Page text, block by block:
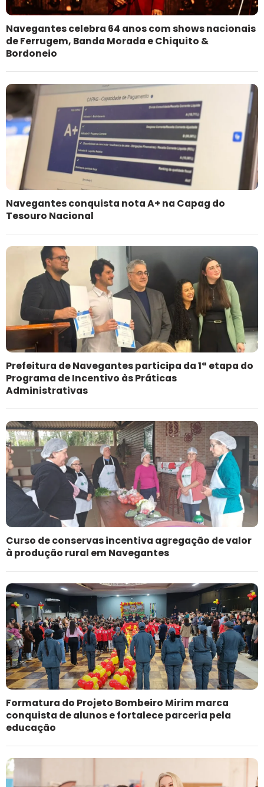
Navegantes celebra 64 anos com shows nacionais
de Ferrugem, Banda Morada e Chiquito &
Bordoneio
Navegantes conquista nota A+ na Capag do
Tesouro Nacional
Prefeitura de Navegantes participa da 1ª etapa do
Programa de Incentivo às Práticas
Administrativas
Curso de conservas incentiva agregação de valor
à produção rural em Navegantes
Formatura do Projeto Bombeiro Mirim marca
conquista de alunos e fortalece parceria pela
educação